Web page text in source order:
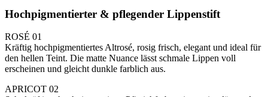
Hochpigmentierter & pflegender Lippenstift
ROSÉ 01
Kräftig hochpigmentiertes Altrosé, rosig frisch, elegant und ideal für
den hellen Teint. Die matte Nuance lässt schmale Lippen voll
erscheinen und gleicht dunkle farblich aus.
APRICOT 02